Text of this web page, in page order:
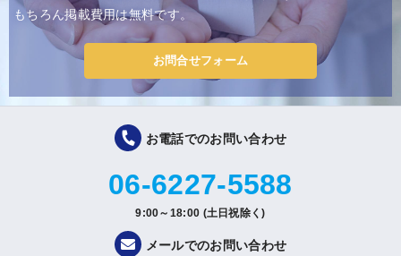
もちろん掲載費用は無料です。
お問合せフォーム
お電話でのお問い合わせ
06-6227-5588
9:00～18:00 (土日祝除く)
メールでのお問い合わせ